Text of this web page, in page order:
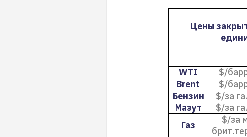
Цены
WTI
$/
Brent
$/
Бензин
$/за
Мазут
$/за
Газ
$/за